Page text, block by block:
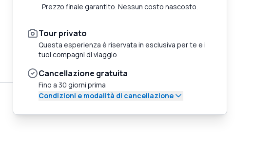
Prezzo finale garantito. Nessun costo nascosto.
Tour privato
Questa esperienza è riservata in esclusiva per te e i
tuoi compagni di viaggio
Cancellazione gratuita
Fino a 30 giorni prima
Condizioni e modalità di cancellazione